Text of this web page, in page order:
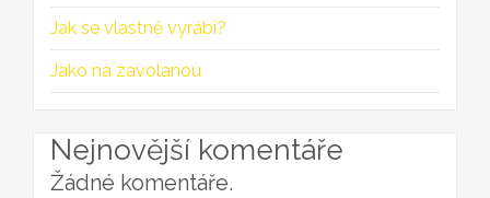
Jak se vlastně vyrábí?
Jako na zavolanou
Nejnovější komentáře
Žádné komentáře.